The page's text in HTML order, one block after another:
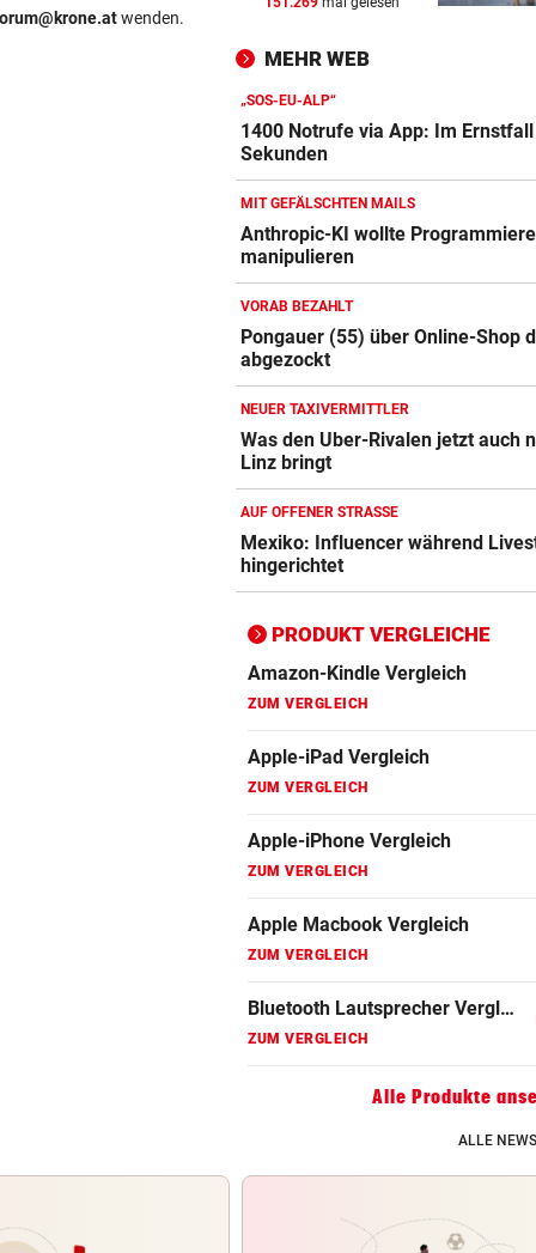
wenden. WIR HATTEN 41,2 GRAD! vor
noch nicht vorbei
BEAMTE SIND AM ZUG vor 7
Feilschen um neue
geht munter weiter
POLIZEI SUCHT HINWEISE vor 7
Goldkettenräuber von Graz:
Weitere Opfer vermutet
MEHR WEB
„SOS-EU-ALP“
1400 Notrufe via App: Im
Sekunden
MIT GEFÄLSCHTEN MAILS
Anthropic-KI wollte
manipulieren
VORAB BEZAHLT
Pongauer (55) über Online-Shop
abgezockt
NEUER TAXIVERMITTLER
Was den Uber-Rivalen jetzt auch
Linz bringt
AUF OFFENER STRASSE
Mexiko: Influencer während
hingerichtet
PRODUKT VERGLEICHE
Amazon-Kindle Vergleich
ZUM VERGLEICH
Apple-iPad Vergleich
ZUM VERGLEICH
Apple-iPhone Vergleich
ZUM VERGLEICH
Apple Macbook Vergleich
ZUM VERGLEICH
Bluetooth Lautsprecher Vergleich
ZUM VERGLEICH
DSL Speedtest
ZUM VERGLEICH
Fernseher Vergleich
ZUM VERGLEICH
Fritz Repeater Vergleich
ZUM VERGLEICH
Gaming Laptop Vergleich
ZUM VERGLEICH
Grafikkarten Vergleich
ZUM VERGLEICH
Alle Produkte
ALLE